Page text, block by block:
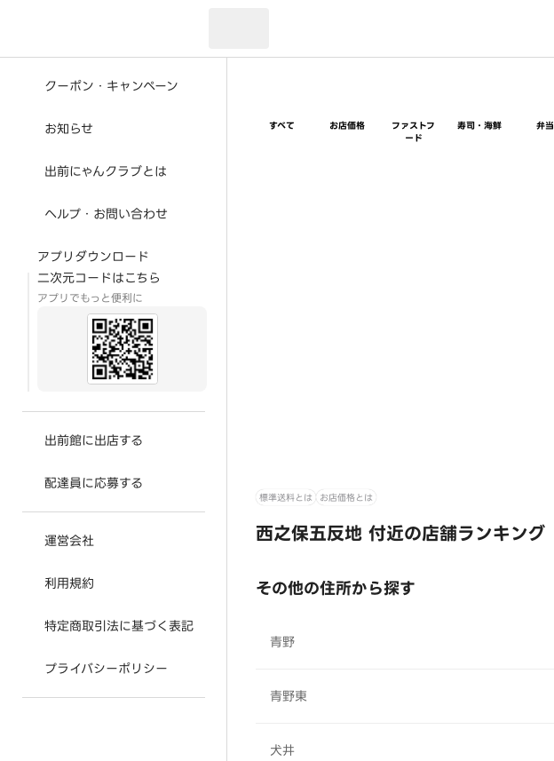
クーポン・キャンペーン
お知らせ
出前にゃんクラブとは
ヘルプ・お問い合わせ
アプリダウンロード
二次元コードはこちら
アプリでもっと便利に
出前館に出店する
配達員に応募する
運営会社
利用規約
特定商取引法に基づく表記
プライバシーポリシー
すべて お店価格
ファストフ
ード
寿司・海鮮 弁当
標準送料とは お店価格とは
西之保五反地 付近の店舗ランキング
その他の住所から探す
青野
青野東
犬井